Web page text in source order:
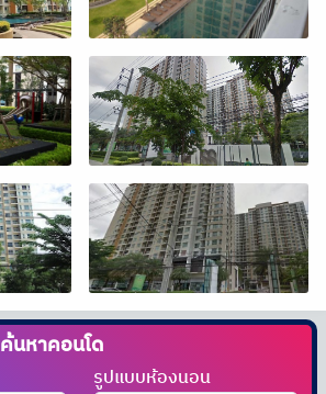
ค้นหาคอนโด
รูปแบบห้องนอน